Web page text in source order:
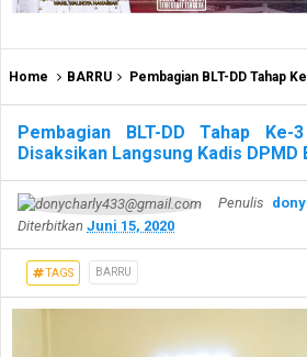
Home BARRU Pembagian BLT-DD Tahap Ke-3 di Desa Lipukasi
Pembagian BLT-DD Tahap
Disaksikan Langsung Kadis DPMD
Penulis
Diterbitkan Juni 15, 2020
TAGS BARRU